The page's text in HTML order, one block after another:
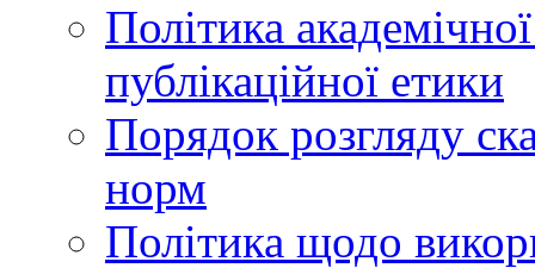
Політика
публікаційної етики
Порядок розгляду
норм
Політика щодо